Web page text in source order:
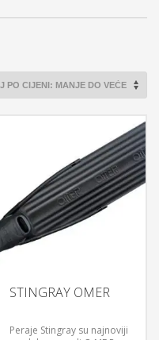
STINGRAY OMER
Peraje Stingray su najnoviji